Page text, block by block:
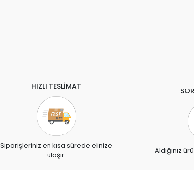
HIZLI TESLİMAT
Siparişleriniz en kısa sürede elinize
ulaşır.
Aldığınız